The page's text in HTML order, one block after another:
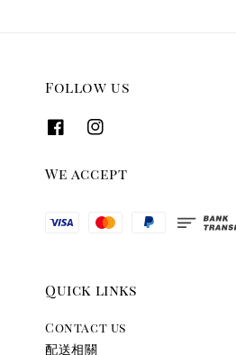
Follow us
We accept
Quick links
Contact us
配送相關